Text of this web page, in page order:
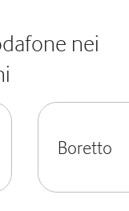
nei
Boretto